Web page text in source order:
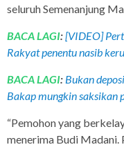
seluruh Semenanjung
BACA LAGI:[VIDEO]
Rakyat penentu nasib
BACA LAGI: Bukan
Bakap mungkin saksikan
“Pemohon yang
menerima Budi Madani.